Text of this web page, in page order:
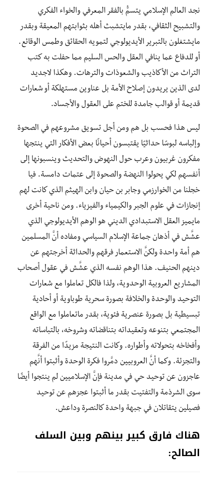
نجد العالم الإسلامي يتسمُّ بالفقر المعرفي والخواء الفكري
والتشبيح الثقافي، بقدر مايتشبث أهله بثوابتهم المعيقة وبقدر
مايشتغلون بالتبرير الأيديولوجي لتمويه الحقائق وطمس الوقائع.
أو للدفاع عما ينافي العقل والحس السليم مما حفلت به كتب
التراث من الأكاذيب والشعوذات والترهات. وهكذا لاجديد
لدى الذين يريدون إصلاح الأمة بل عناوين مستهلكة أو شعارات
قديمة أو قوالب جامدة للختم على العقول والأجساد.
ليس هذا فحسب بل هم ومن أجل تسويق مشروعهم في الصحوة
وإلباسه لبوسًا حداثيًا يقتبسون أحيانًا بعض الأفكار التي ينتجها
مفكرون غربيون وعرب حول النهوض والتحديث وينسبونها إلى
أنفسهم لكي يحولوا النهضة والصحوة إلى عتمات دامسة. فيا
خجلنا من الخوارزمي وجابر بن حيان وابن الهيثم الذي كانت لهم
إنجازات في علوم الجبر والكيمياء والفيزياء. ومن ناحية أخرى
مايميز العقل الاستبدادي الديني هو الوهم الأيديولوجي الذي
عشَّش في أذهان جماعة الإسلام السياسي ومفاده أنَّ المسلمين
هم أمة واحدة ولكنَّ الاستعمار فرقهم والحداثة أخرجتهم عن
دينهم الحنيف. هذا الوهم نفسه الذي عشَّش في عقول أصحاب
المشاريع العروبية الوحدوية، ولذا فالكل تعاملوا مع شعارات
التوحيد والوحدة والخلافة بصورة سحرية طوباوية أو أحادية
تبسيطية بل بصورة عنصرية فئوية، بقدر ماتعاملوا مع الواقع
المجتمعي بتنوعه وتعقيداته بتناقضاته وشروخه، بالتباساته
وأفخاخه بتحولاته وأطواره. وكانت النتيجة مزيدًا من الفرقة
والتجزئة. وكما أنَّ العروبيين دمَّروا فكرة الوحدة وأثبتوا أنَّهم
عاجزون عن توحيد حي في مدينة فإنَّ الإسلاميين لم ينتجوا أيضًا
سوى الشرذمة والتفتيت بقدر ما أثبتوا عجزهم عن توحيد
فصيلين يتقاتلان في جبهة واحدة كالنصرة وداعش.
هناك فارق كبير بينهم وبين السلف
الصالح: